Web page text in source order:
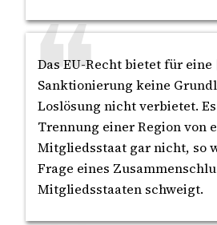
Das EU-Recht bietet für eine
Sanktionierung keine
Loslösung nicht verbietet.
Trennung einer Region von
Mitgliedsstaat gar nicht, so
Frage eines
Mitgliedsstaaten schweigt.